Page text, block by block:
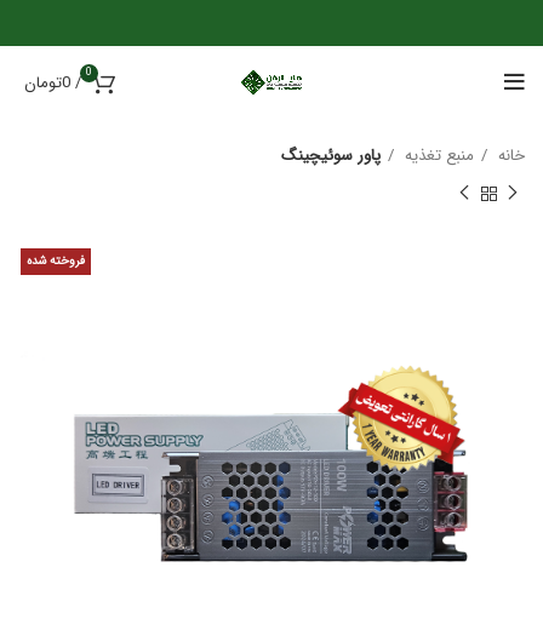
0
/
0تومان
خانه منبع تغذیه پاور سوئیچینگ
فروخته شده